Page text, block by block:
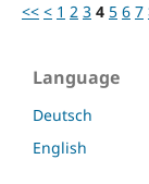
<< < 1 2 3 4 5 6 7
Language
Deutsch
English